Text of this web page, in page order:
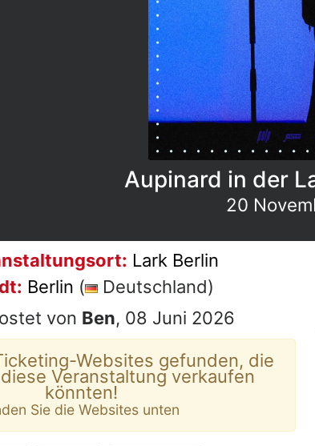
Aupinard in der
20
Lark Berlin
Berlin (
Deutschland)
von Ben, 08 Juni 2026
Websites gefunden, die
Veranstaltung verkaufen
könnten!
Sie die Websites unten